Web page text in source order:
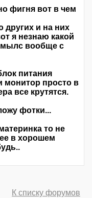
фигня вот в чем
других и на них
я незнаю какой
вообще с
питания
монитор просто в
все крутятся.
фотки...
то не
в хорошем
К списку форумов